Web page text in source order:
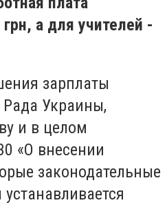
а для учителей -
зарплаты
Рада Украины,
и в целом
«О внесении
законодательные